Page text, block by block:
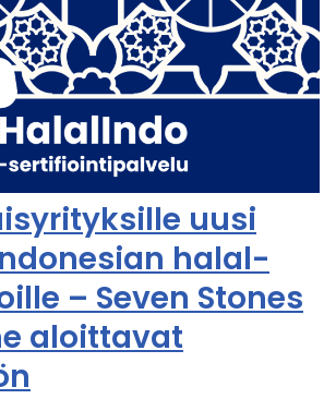
uusi
halal-
– Seven Stones
aloittavat